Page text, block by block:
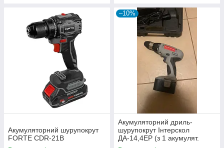
Акумуляторний шурупокрут
FORTE CDR-21B
–10%
Акумуляторний дриль-
шурупокрут Інтерскол
ДА-14,4ЕР (з 1 акумулят.
+зар) ВПРАВО тільки крутить!